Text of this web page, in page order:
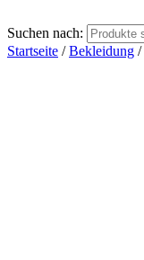
Suchen nach:
Startseite /Bekleidung /